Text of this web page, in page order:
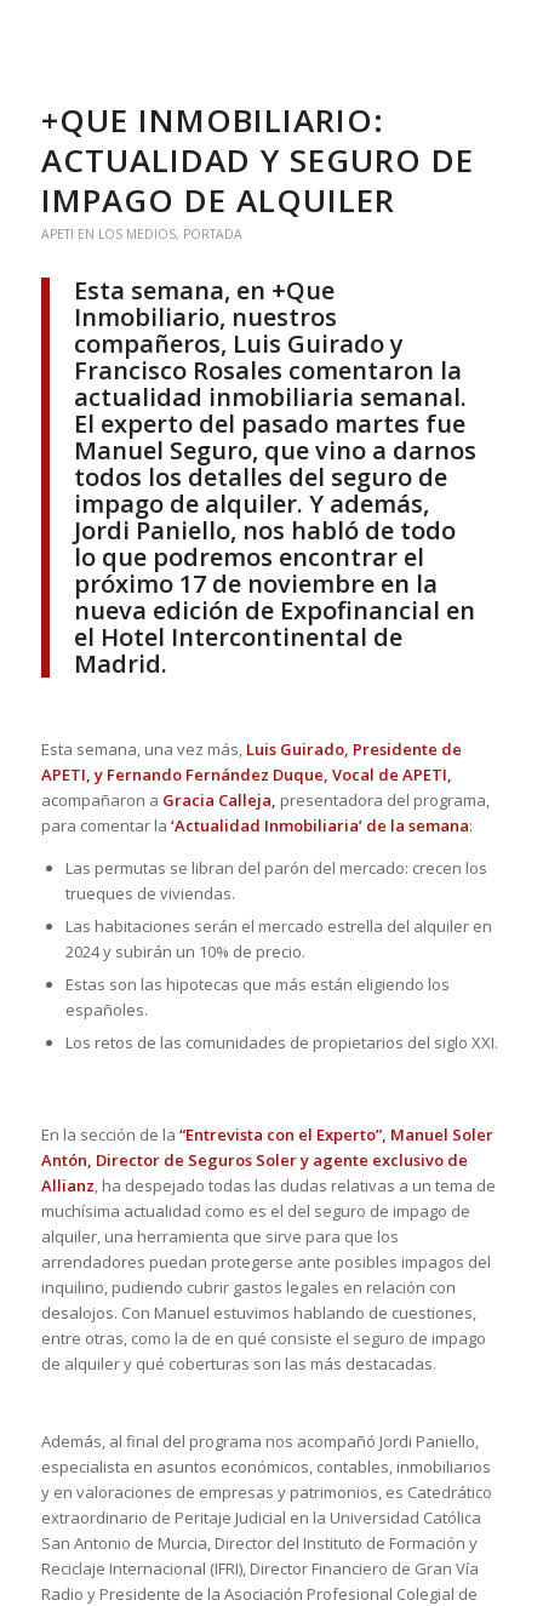
+QUE INMOBILIARIO:
ACTUALIDAD Y SEGURO DE
IMPAGO DE ALQUILER
APETI EN LOS MEDIOS, PORTADA
Esta semana, en +Que
Inmobiliario, nuestros
compañeros, Luis Guirado y
Francisco Rosales comentaron la
actualidad inmobiliaria semanal.
El experto del pasado martes fue
Manuel Seguro, que vino a darnos
todos los detalles del seguro de
impago de alquiler. Y además,
Jordi Paniello, nos habló de todo
lo que podremos encontrar el
próximo 17 de noviembre en la
nueva edición de Expofinancial en
el Hotel Intercontinental de
Madrid.
Esta semana, una vez más, Luis Guirado, Presidente de
APETI, y Fernando Fernández Duque, Vocal de APETI,
acompañaron a Gracia Calleja, presentadora del programa,
para comentar la ‘Actualidad Inmobiliaria’ de la semana:
Las permutas se libran del parón del mercado: crecen los
trueques de viviendas.
Las habitaciones serán el mercado estrella del alquiler en
2024 y subirán un 10% de precio.
Estas son las hipotecas que más están eligiendo los
españoles.
Los retos de las comunidades de propietarios del siglo XXI.
En la sección de la “Entrevista con el Experto”, Manuel Soler
Antón, Director de Seguros Soler y agente exclusivo de
Allianz, ha despejado todas las dudas relativas a un tema de
muchísima actualidad como es el del seguro de impago de
alquiler, una herramienta que sirve para que los
arrendadores puedan protegerse ante posibles impagos del
inquilino, pudiendo cubrir gastos legales en relación con
desalojos. Con Manuel estuvimos hablando de cuestiones,
entre otras, como la de en qué consiste el seguro de impago
de alquiler y qué coberturas son las más destacadas.
Además, al final del programa nos acompañó Jordi Paniello,
especialista en asuntos económicos, contables, inmobiliarios
y en valoraciones de empresas y patrimonios, es Catedrático
extraordinario de Peritaje Judicial en la Universidad Católica
San Antonio de Murcia, Director del Instituto de Formación y
Reciclaje Internacional (IFRI), Director Financiero de Gran Vía
Radio y Presidente de la Asociación Profesional Colegial de